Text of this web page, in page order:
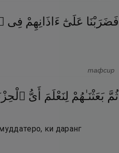
فَضَرَبْنَا عَلَىٰٓ ءَاذَانِهِمْ فِى
тафсир
ثُمَّ بَعَثْنَـٰهُمْ لِنَعْلَمَ أَىُّ
ки даранг